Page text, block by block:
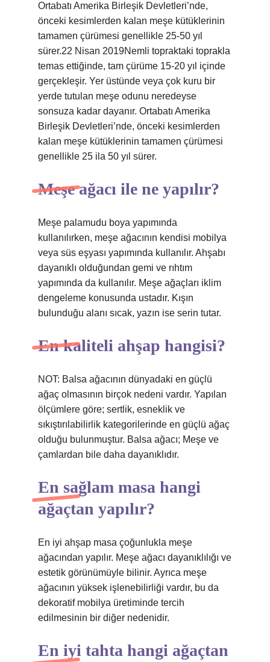
Ortabatı Amerika Birleşik Devletleri’nde,
önceki kesimlerden kalan meşe kütüklerinin
tamamen çürümesi genellikle 25-50 yıl
sürer.22 Nisan 2019Nemli topraktaki toprakla
temas ettiğinde, tam çürüme 15-20 yıl içinde
gerçekleşir. Yer üstünde veya çok kuru bir
yerde tutulan meşe odunu neredeyse
sonsuza kadar dayanır. Ortabatı Amerika
Birleşik Devletleri’nde, önceki kesimlerden
kalan meşe kütüklerinin tamamen çürümesi
genellikle 25 ila 50 yıl sürer.
Meşe ağacı ile ne yapılır?
Meşe palamudu boya yapımında
kullanılırken, meşe ağacının kendisi mobilya
veya süs eşyası yapımında kullanılır. Ahşabı
dayanıklı olduğundan gemi ve rıhtım
yapımında da kullanılır. Meşe ağaçları iklim
dengeleme konusunda ustadır. Kışın
bulunduğu alanı sıcak, yazın ise serin tutar.
En kaliteli ahşap hangisi?
NOT: Balsa ağacının dünyadaki en güçlü
ağaç olmasının birçok nedeni vardır. Yapılan
ölçümlere göre; sertlik, esneklik ve
sıkıştırılabilirlik kategorilerinde en güçlü ağaç
olduğu bulunmuştur. Balsa ağacı; Meşe ve
çamlardan bile daha dayanıklıdır.
En sağlam masa hangi
ağaçtan yapılır?
En iyi ahşap masa çoğunlukla meşe
ağacından yapılır. Meşe ağacı dayanıklılığı ve
estetik görünümüyle bilinir. Ayrıca meşe
ağacının yüksek işlenebilirliği vardır, bu da
dekoratif mobilya üretiminde tercih
edilmesinin bir diğer nedenidir.
En iyi tahta hangi ağaçtan